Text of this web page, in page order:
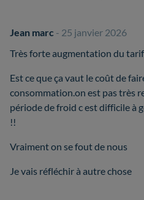
Jean marc - 25 janvier 2026
Très forte augmentation du
Est ce que ça vaut le coût de
consommation.on est pas très
période de froid c est difficile à
!!
Vraiment on se fout de nous
Je vais réfléchir à autre chose